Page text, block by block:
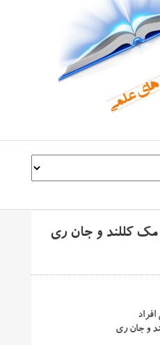
مک کللند و جان ری
و جان ری